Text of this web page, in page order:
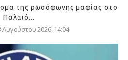
της ρωσόφωνης μαφίας στο
Παλαιό...
Αυγούστου 2026, 14:04